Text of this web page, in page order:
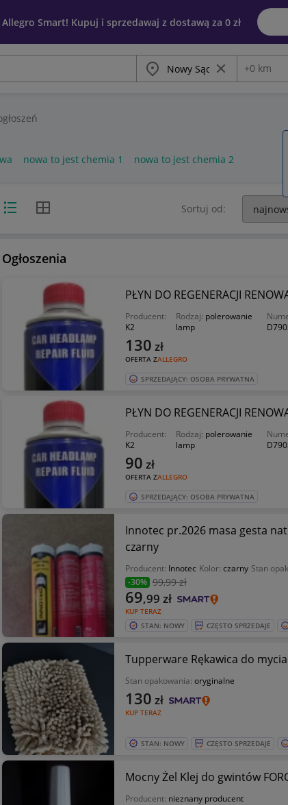
Allegro Smart! Kupuj i sprzedawaj z dostawą za 0 zł
Miasto Wyczyść frazę
Odległość
+0 km
nowa to jest chemia 1 nowa to jest chemia 2
Widok listyWidok siatki Sortuj od:
Ogłoszenia
PŁYN DO REGENERACJI
Producent:
K2
Rodzaj: polerowanie
lamp
OFERTA ZALLEGRO
130 zł
SPRZEDAJĄCY: OSOBA PRYWATNA
PŁYN DO REGENERACJI
Producent:
K2
Rodzaj: polerowanie
lamp
OFERTA ZALLEGRO
90 zł
SPRZEDAJĄCY: OSOBA PRYWATNA
Innotec pr.2026 masa gesta natryskowa Spray Seal HS-m INNOTEC 290ml
czarny
Producent: Innotec Kolor: czarny Stan
-30% 99,99 zł
KUP TERAZ
69,99 zł
STAN: NOWY CZĘSTO SPRZEDAJE
Tupperware Rękawica do
Stan opakowania: oryginalne
KUP TERAZ
130 zł
STAN: NOWY CZĘSTO SPRZEDAJE
Mocny Żel Klej do gwintów
Producent: nieznany producent